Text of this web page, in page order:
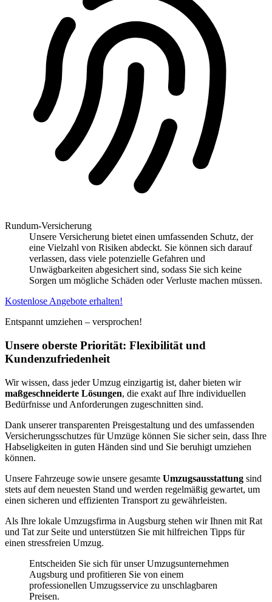
Rundum-Versicherung
Unsere Versicherung bietet einen umfassenden Schutz, der
eine Vielzahl von Risiken abdeckt. Sie können sich darauf
verlassen, dass viele potenzielle Gefahren und
Unwägbarkeiten abgesichert sind, sodass Sie sich keine
Sorgen um mögliche Schäden oder Verluste machen müssen.
Kostenlose Angebote erhalten!
Entspannt umziehen – versprochen!
Unsere oberste Priorität: Flexibilität und
Kundenzufriedenheit
Wir wissen, dass jeder Umzug einzigartig ist, daher bieten wir
maßgeschneiderte Lösungen, die exakt auf Ihre individuellen
Bedürfnisse und Anforderungen zugeschnitten sind.
Dank unserer transparenten Preisgestaltung und des umfassenden
Versicherungsschutzes für Umzüge können Sie sicher sein, dass Ihre
Habseligkeiten in guten Händen sind und Sie beruhigt umziehen
können.
Unsere Fahrzeuge sowie unsere gesamte Umzugsausstattung sind
stets auf dem neuesten Stand und werden regelmäßig gewartet, um
einen sicheren und effizienten Transport zu gewährleisten.
Als Ihre lokale Umzugsfirma in Augsburg stehen wir Ihnen mit Rat
und Tat zur Seite und unterstützen Sie mit hilfreichen Tipps für
einen stressfreien Umzug.
Entscheiden Sie sich für unser Umzugsunternehmen
Augsburg und profitieren Sie von einem
professionellen Umzugsservice zu unschlagbaren
Preisen.